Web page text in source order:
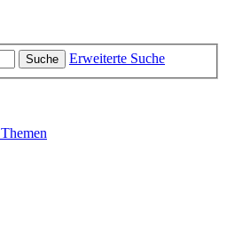
Suche Erweiterte Suche